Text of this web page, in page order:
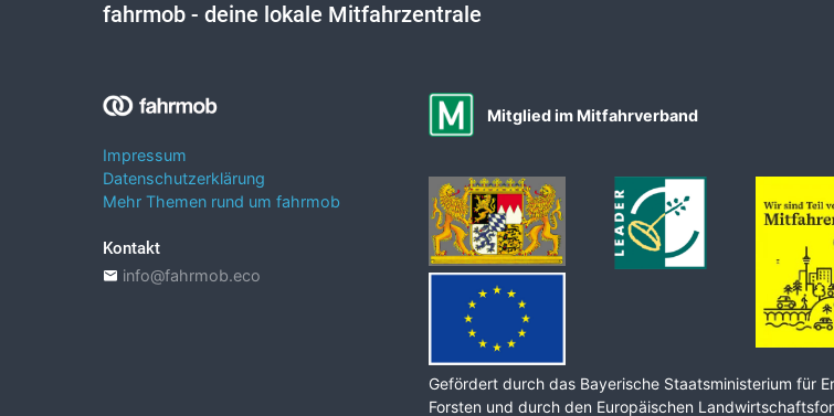
fahrmob- deine lokale Mitfahrzentrale
Impressum
Datenschutzerklärung
Mehr Themen rund um fahrmob
Kontakt
info@fahrmob.eco
Mitglied im Mitfahrverband
Gefördert durch das Bayerische Staats­ministerium für
Forsten und durch den Europäischen